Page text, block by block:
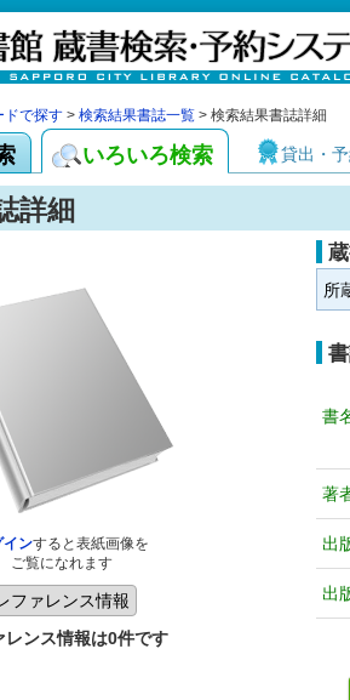
ドで探す > 検索結果書誌一覧 > 検索結果書誌詳細
いろいろ検索 貸出・
詳細
インすると表紙画像を
ご覧になれます
レンス情報は0件です
所
書
著
出
出